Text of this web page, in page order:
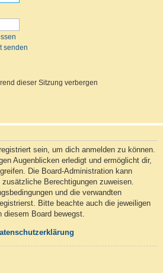
senden
dieser Sitzung verbergen
sein, um dich anmelden zu können.
Augenblicken erledigt und ermöglicht dir,
Die Board-Administration kann
Berechtigungen zuweisen.
und die verwandten
Bitte beachte auch die jeweiligen
diesem Board bewegst.